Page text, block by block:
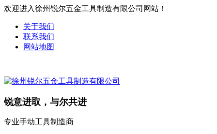
欢迎进入徐州锐尔五金工具制造有限公司网站！
关于我们
联系我们
网站地图
锐意进取，与尔共进
专业手动工具制造商